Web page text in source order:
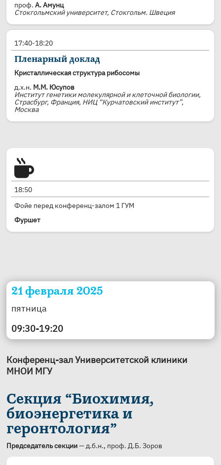
проф.А. Амунц
Стокгольмский университет, Стокгольм. Швеция
17:40-18:20
Пленарный доклад
Кристаллическая структура рибосомы
д.х.н. М.М. Юсупов
Институт генетики молекулярной и клеточной биологии,
Страсбург, Франция, НИЦ “Курчатовский институт”,
Москва
18:50
Фойе перед конференц-залом 1 ГУМ
Фуршет
21 февраля 2025
пятница
09:30-19:20
Конференц-зал Университетской клиники
МНОИ МГУ
Секция “Биохимия,
биоэнергетика и
геронтология”
Председатель секции— д.б.н., проф. Д.Б. Зоров